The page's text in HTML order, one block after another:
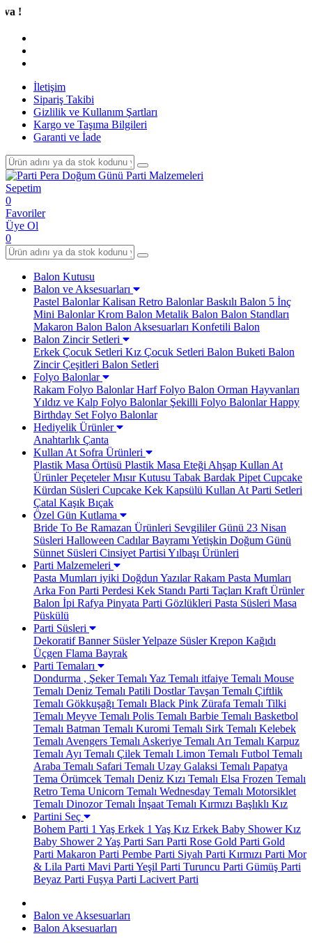
İletişim
Sipariş Takibi
Gizlilik ve Kullanım Şartları
Kargo ve Taşıma Bilgileri
Garanti ve İade
Sepetim
0
Favoriler
Üye Ol
0
Balon Kutusu
Balon ve Aksesuarları
Pastel BalonlarKalisan Retro BalonlarBaskılı Balon 5 İnç
Mini BalonlarKrom Balon Metalik Balon Balon Standları
Makaron Balon Balon Aksesuarları Konfetili Balon
Balon Zincir Setleri
Erkek Çocuk Setleri Kız Çocuk Setleri Balon Buketi Balon
Zincir Çeşitleri Balon Setleri
Folyo Balonlar
Rakam Folyo BalonlarHarf Folyo Balon Orman Hayvanları
Yıldız ve Kalp Folyo BalonlarŞekilli Folyo BalonlarHappy
Birthday Set Folyo Balonlar
Hediyelik Ürünler
Anahtarlık Çanta
Kullan At Sofra Ürünleri
Plastik Masa Örtüsü Plastik Masa Eteği Ahşap Kullan At
ÜrünlerPeçetelerMısır Kutusu Tabak Bardak Pipet Cupcake
Kürdan Süsleri Cupcake Kek Kapsülü Kullan At Parti Setleri
Çatal Kaşık Bıçak
Özel Gün Kutlama
Bride To Be Ramazan Ürünleri Sevgililer Günü 23 Nisan
Süsleri Halloween Cadılar Bayramı Yetişkin Doğum Günü
Sünnet Süsleri Cinsiyet Partisi Yılbaşı Ürünleri
Parti Malzemeleri
Pasta Mumları iyiki Doğdun YazılarRakam Pasta Mumları
Arka Fon Parti Perdesi Kek Standı Parti Taçları Kraft Ürünler
Balon İpi Rafya Pinyata Parti Gözlükleri Pasta Süsleri Masa
Püskülü
Parti Süsleri
Dekoratif Banner SüslerYelpaze SüslerKrepon Kağıdı
Üçgen Flama Bayrak
Parti Temaları
Dondurma , Şeker Temalı Yaz Temalı itfaiye Temalı Mouse
Temalı Deniz Temalı Patili DostlarTavşan Temalı Çiftlik
Temalı Gökkuşağı Temalı Black Pink Zürafa Temalı Tilki
Temalı Meyve Temalı Polis Temalı Barbie Temalı Basketbol
Temalı Batman Temalı Kuromi Temalı Sirk Temalı Kelebek
Temalı Avengers Temalı Askeriye Temalı Arı Temalı Karpuz
Temalı Ayı Temalı Çilek Temalı Limon Temalı Futbol Temalı
Araba Temalı Safari Temalı Uzay Galaksi Temalı Papatya
Tema Örümcek Temalı Deniz Kızı Temalı Elsa Frozen Temalı
Retro Tema Unicorn Temalı Wednesday Temalı Motorsiklet
Temalı Dinozor Temalı İnşaat Temalı Kırmızı Başlıklı Kız
Partini Seç
Bohem Parti 1 Yaş Erkek 1 Yaş Kız Erkek Baby ShowerKız
Baby Shower2 Yaş Parti Sarı Parti Rose Gold Parti Gold
Parti Makaron Parti Pembe Parti Siyah Parti Kırmızı Parti Mor
& Lila Parti Mavi Parti Yeşil Parti Turuncu Parti Gümüş Parti
Beyaz Parti Fuşya Parti Lacivert Parti
Balon ve Aksesuarları
Balon Aksesuarları